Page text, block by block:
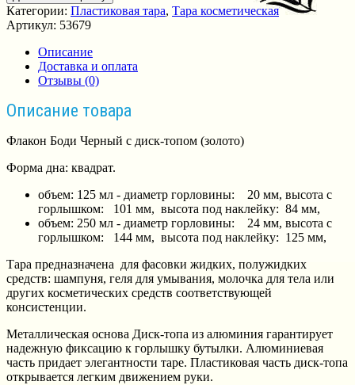
Категории: Пластиковая тара, Тара косметическая
Артикул: 53679
Описание
Доставка и оплата
Отзывы (0)
Описание товара
Флакон Боди Черный с диск-топом (золото)
Форма дна: квадрат.
объем: 125 мл - диаметр горловины: 20 мм, высота с
горлышком: 101 мм, высота под наклейку: 84 мм,
объем: 250 мл - диаметр горловины: 24 мм, высота с
горлышком: 144 мм, высота под наклейку: 125 мм,
Тара предназначена для фасовки жидких, полужидких
средств: шампуня, геля для умывания, молочка для тела или
других косметических средств соответствующей
консистенции.
Металлическая основа Диск-топа из алюминия гарантирует
надежную фиксацию к горлышку бутылки. Алюминиевая
часть придает элегантности таре. Пластиковая часть диск-топа
открывается легким движением руки.